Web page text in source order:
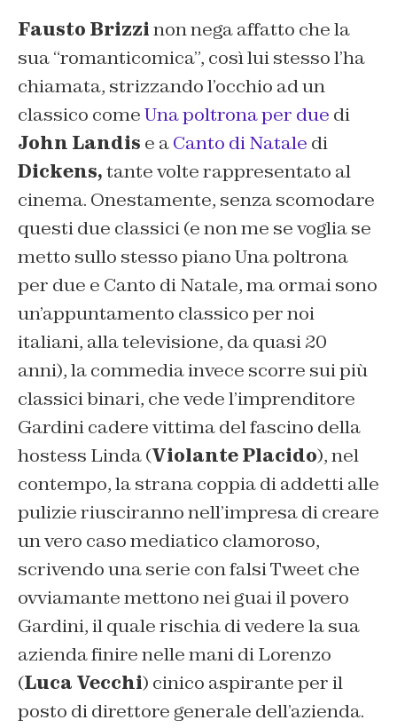
Fausto Brizzinon nega affatto che la
sua “romanticomica”, così lui stesso l’ha
chiamata, strizzando l’occhio ad un
classico comeUna poltrona per due di
John Landis e aCanto di Natale di
Dickens,tante volte rappresentato al
cinema. Onestamente, senza scomodare
questi due classici (e non me se voglia se
metto sullo stesso pianoUna poltrona
per due e Canto di Natale, ma ormai sono
un’appuntamento classico per noi
italiani, alla televisione, da quasi 20
anni), la commedia invece scorre sui più
classici binari, che vede l’imprenditore
Gardini cadere vittima del fascino della
hostess Linda (Violante Placido), nel
contempo, la strana coppia di addetti alle
pulizie riusciranno nell’impresa di creare
un vero caso mediatico clamoroso,
scrivendo una serie con falsi Tweet che
ovviamante mettono nei guai il povero
Gardini, il quale rischia di vedere la sua
azienda finire nelle mani di Lorenzo
(Luca Vecchi) cinico aspirante per il
posto di direttore generale dell’azienda.